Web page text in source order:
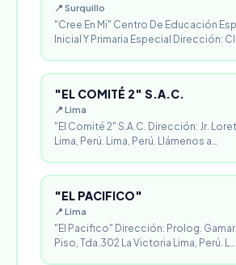
📍 Surquillo
"Cree En Mi" Centro De Educación
Inicial Y Primaria Especial Dirección:
"EL COMITÉ 2" S.A.C.
📍 Lima
"El Comité 2" S.A.C. Dirección: Jr.
Lima, Perú. Lima, Perú. Llámenos a…
"EL PACIFICO"
📍 Lima
"El Pacifico" Dirección: Prolog.
Piso, Tda.302 La Victoria Lima, Perú. L…